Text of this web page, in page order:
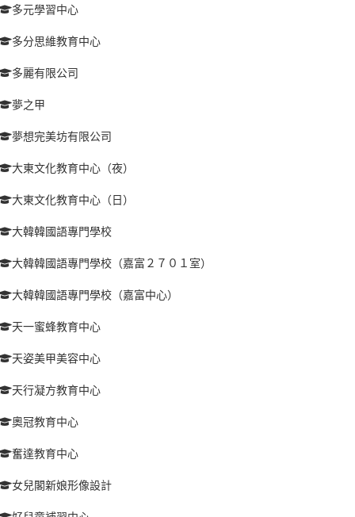
多元學習中心
多分思維教育中心
多麗有限公司
夢之甲
夢想完美坊有限公司
大東文化教育中心（夜）
大東文化教育中心（日）
大韓韓國語專門學校
大韓韓國語專門學校（嘉富２７０１室）
大韓韓國語專門學校（嘉富中心）
天一蜜蜂教育中心
天姿美甲美容中心
天行凝方教育中心
奧冠教育中心
奮達教育中心
女兒閣新娘形像設計